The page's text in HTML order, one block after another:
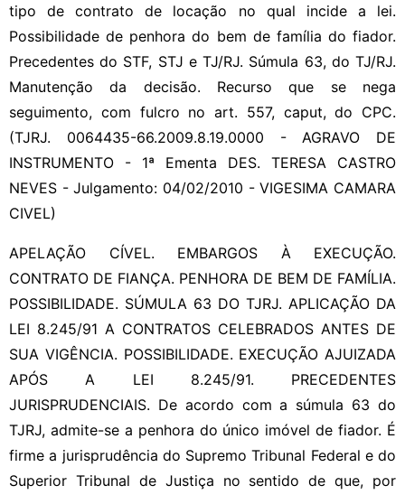
tipo de contrato de locação no qual incide a lei.
Possibilidade de penhora do bem de família do fiador.
Precedentes do STF, STJ e TJ/RJ. Súmula 63, do TJ/RJ.
Manutenção da decisão. Recurso que se nega
seguimento, com fulcro no art. 557, caput, do CPC.
(TJRJ. 0064435-66.2009.8.19.0000 - AGRAVO DE
INSTRUMENTO - 1ª Ementa DES. TERESA CASTRO
NEVES - Julgamento: 04/02/2010 - VIGESIMA CAMARA
CIVEL)
APELAÇÃO CÍVEL. EMBARGOS À EXECUÇÃO.
CONTRATO DE FIANÇA. PENHORA DE BEM DE FAMÍLIA.
POSSIBILIDADE. SÚMULA 63 DO TJRJ. APLICAÇÃO DA
LEI 8.245/91 A CONTRATOS CELEBRADOS ANTES DE
SUA VIGÊNCIA. POSSIBILIDADE. EXECUÇÃO AJUIZADA
APÓS A LEI 8.245/91. PRECEDENTES
JURISPRUDENCIAIS. De acordo com a súmula 63 do
TJRJ, admite-se a penhora do único imóvel de fiador. É
firme a jurisprudência do Supremo Tribunal Federal e do
Superior Tribunal de Justiça no sentido de que, por